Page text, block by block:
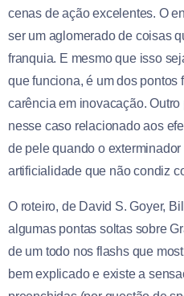
cenas de ação excelentes. O
ser um aglomerado de coisas
franquia. E mesmo que isso
que funciona, é um dos pontos
carência em inovacação.
nesse caso relacionado aos
de pele quando o
artificialidade que não condiz
O roteiro, de David S. Goyer,
algumas pontas soltas sobre
de um todo nos flashs que
bem explicado e existe a